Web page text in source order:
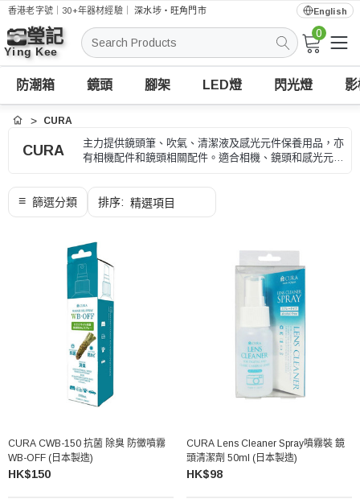
香港老字號｜30+年器材經驗｜深水埗・旺角門市 English
搜
索
0
防潮箱 鏡頭 腳架 LED燈 閃光燈
首頁 CURA
CURA
主力提供鏡頭筆、吹氣、清潔液及感光元件保養用品，亦
有相機配件和鏡頭相關配件。適合相機、鏡頭和感光元件
和用途核對。
CURA CWB-150 抗菌 除臭 防黴噴霧
WB-OFF (日本製造)
HK$150
CURA Lens Cleaner Spray噴霧裝 鏡
頭清潔劑 50ml (日本製造)
HK$98